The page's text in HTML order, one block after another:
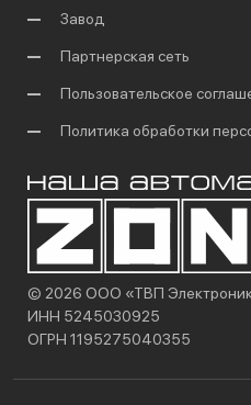
Завод
Партнерская сеть
Пользовательское
Политика обработки
© 2026 ООО «ТВП
ИНН 5245030925
ОГРН 1195275040355